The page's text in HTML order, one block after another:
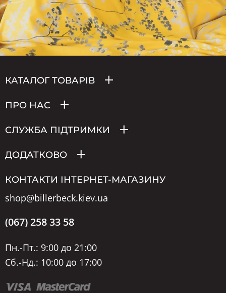
КАТАЛОГ ТОВАРІВ
ПРО НАС
СЛУЖБА ПІДТРИМКИ
ДОДАТКОВО
КОНТАКТИ ІНТЕРНЕТ-МАГАЗИНУ
shop@billerbeck.kiev.ua
(067) 258 33 58
Пн.-Пт.: 9:00 до 21:00
Сб.-Нд.: 10:00 до 17:00